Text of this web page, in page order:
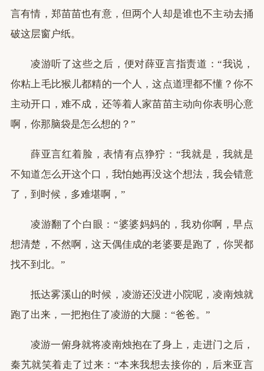
言有情，郑苗苗也有意，但两个人却是谁也不主动去捅
破这层窗户纸。
凌游听了这些之后，便对薛亚言指责道：“我说，
你粘上毛比猴儿都精的一个人，这点道理都不懂？你不
主动开口，难不成，还等着人家苗苗主动向你表明心意
啊，你那脑袋是怎么想的？”
薛亚言红着脸，表情有点狰狞：“我就是，我就是
不知道怎么开这个口，我怕她再没这个想法，我会错意
了，到时候，多难堪啊，”
凌游翻了个白眼：“婆婆妈妈的，我劝你啊，早点
想清楚，不然啊，这天偶佳成的老婆要是跑了，你哭都
找不到北。”
抵达雾溪山的时候，凌游还没进小院呢，凌南烛就
跑了出来，一把抱住了凌游的大腿：“爸爸。”
凌游一俯身就将凌南烛抱在了身上，走进门之后，
秦艽就笑着走了过来：“本来我想去接你的，后来亚言